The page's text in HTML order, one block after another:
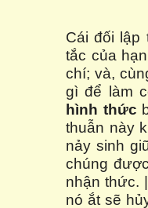
Cái đối lập
tắc của
chí; và,
gì để làm
hình thức
thuẫn này
nảy sinh
chúng
nhận thức.
nó ắt sẽ